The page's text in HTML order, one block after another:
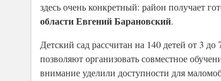
здесь очень конкретный: район получает
области Евгений Барановский.
Детский сад рассчитан на 140 детей от 3
позволяют организовать совместное
внимание уделили доступности для